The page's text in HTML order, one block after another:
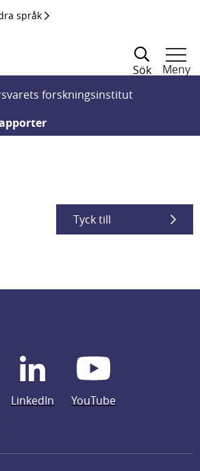
språk
Sök
Meny
forskningsinstitut
Tyck till
LinkedIn
YouTube